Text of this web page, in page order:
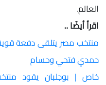
العالم.
اقرأ أيضًا ..
منتخب مصر يتلقى دفعة
حمدي فتحي وحسام
خاص | بوجلبان يقود